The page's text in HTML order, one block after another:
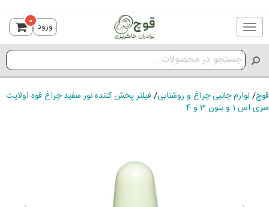
Toggle
navigation
ورود 0
قوچ/ لوازم جانبی چراغ و روشنایی/ فیلتر پخش کننده نور سفید چراغ قوه اولایت
سری اس 1 و بتون 3 و 4